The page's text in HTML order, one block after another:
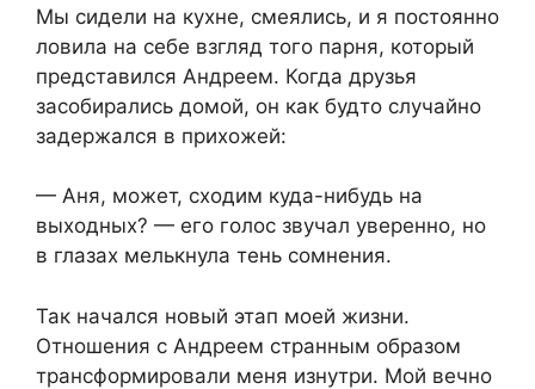
Мы сидели на кухне, смеялись, и я постоянно
ловила на себе взгляд того парня, который
представился Андреем. Когда друзья
засобирались домой, он как будто случайно
задержался в прихожей:
— Аня, может, сходим куда-нибудь на
выходных? — его голос звучал уверенно, но
в глазах мелькнула тень сомнения.
Так начался новый этап моей жизни.
Отношения с Андреем странным образом
трансформировали меня изнутри. Мой вечно